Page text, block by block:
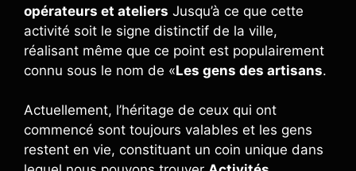
opérateurs et ateliers Jusqu’à ce que cette
activité soit le signe distinctif de la ville,
réalisant même que ce point est populairement
connu sous le nom de «Les gens des artisans.
Actuellement, l’héritage de ceux qui ont
commencé sont toujours valables et les gens
restent en vie, constituant un coin unique dans